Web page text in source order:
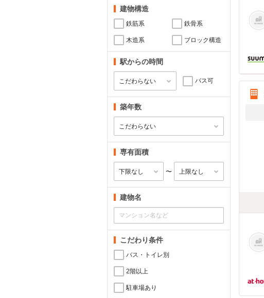
建物構造
鉄筋系 鉄骨系
木造系 ブロック構造
駅からの時間
バス可
築年数
専有面積
〜
建物名
こだわり条件
バス・トイレ別
2階以上
駐車場あり